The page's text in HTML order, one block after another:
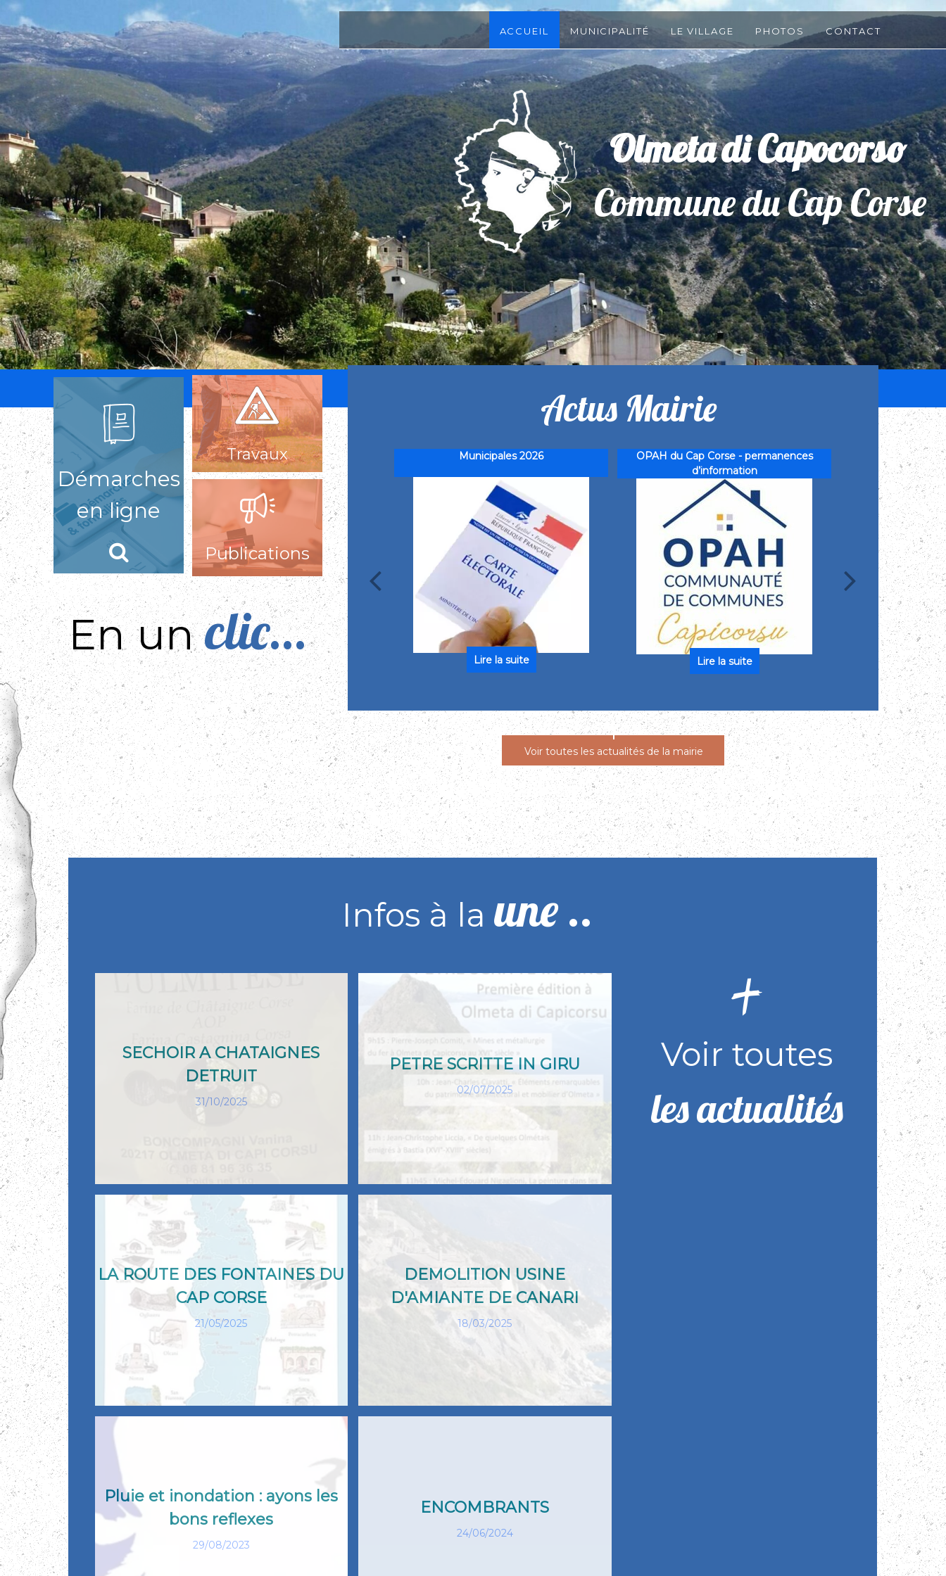
Accueil Municipalité Le village Photos Contact
Olmeta di Capocorso
Commune du Cap Corse
accueil2
Démarches
en ligne
Travaux
Publications
En un clic...
Actus Mairie
Municipales 2026
OPAH du Cap Corse - permanences
d’information
Encombrants :
de
Voir toutes les actualités de la mairie
Infos à laune ..
SECHOIR A CHATAIGNES
DETRUIT
31/10/2025
PETRE SCRITTE IN GIRU
02/07/2025
LA ROUTE DES FONTAINES DU
CAP CORSE
21/05/2025
DEMOLITION USINE
D'AMIANTE DE CANARI
18/03/2025
Pluie et inondation : ayons les
bons reflexes
29/08/2023
ENCOMBRANTS
24/06/2024
Voir toutes
les actualités